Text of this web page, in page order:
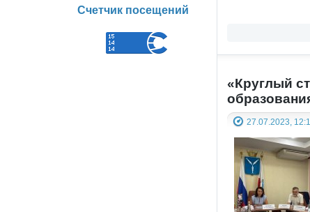
«Круглый
27.07.2023,
Счетчик посещений